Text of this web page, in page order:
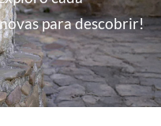
para descobrir!